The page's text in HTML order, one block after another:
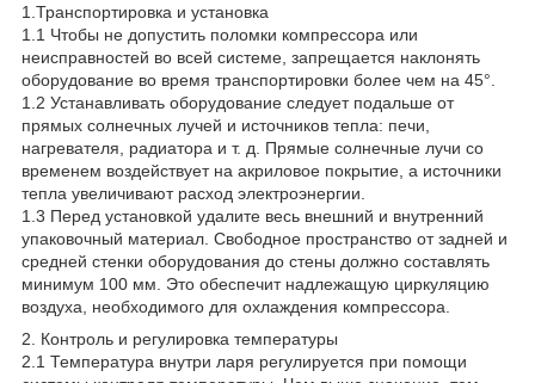
1.Транспортировка и установка
1.1 Чтобы не допустить поломки компрессора или
неисправностей во всей системе, запрещается наклонять
оборудование во время транспортировки более чем на 45°.
1.2 Устанавливать оборудование следует подальше от
прямых солнечных лучей и источников тепла: печи,
нагревателя, радиатора и т. д. Прямые солнечные лучи со
временем воздействует на акриловое покрытие, а источники
тепла увеличивают расход электроэнергии.
1.3 Перед установкой удалите весь внешний и внутренний
упаковочный материал. Свободное пространство от задней и
средней стенки оборудования до стены должно составлять
минимум 100 мм. Это обеспечит надлежащую циркуляцию
воздуха, необходимого для охлаждения компрессора.
2. Контроль и регулировка температуры
2.1 Температура внутри ларя регулируется при помощи